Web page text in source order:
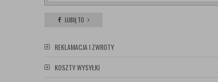
LUBIĘ TO
REKLAMACJA I ZWROTY
KOSZTY WYSYŁKI